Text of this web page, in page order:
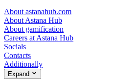
About astanahub.com
About Astana Hub
About gamification
Careers at Astana Hub
Socials
Contacts
Additionally
Expand